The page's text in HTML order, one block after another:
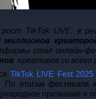
TikTok LIVE: в
миллионов
стал онлайн-
креаторов со всего
TikTokLIVE Fest 2025
итогам фестиваля
признание и